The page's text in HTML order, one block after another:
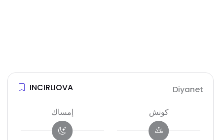
INCIRLIOVA Diyanet
إمساك كونش